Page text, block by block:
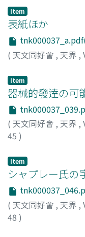
Item
表紙ほか
( 天文同好會 , 天界 ,
Item
器械的發逹の可
( 天文同好會 , 天界 ,
45 )
Item
シャプレー氏の
( 天文同好會 , 天界 ,
48 )